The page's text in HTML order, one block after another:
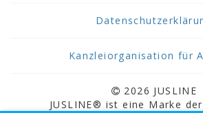
Kanzleiorganisation für
2026 JUSLINE
JUSLINE® ist eine Marke der